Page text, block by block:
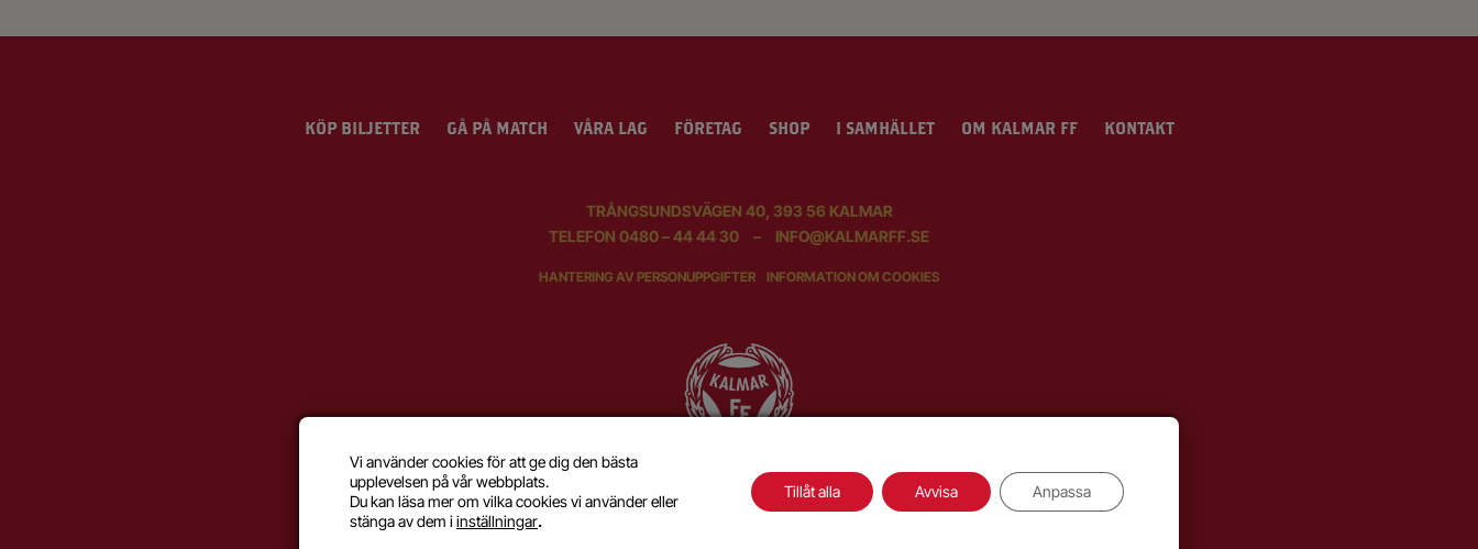
KÖP BILJETTER GÅ PÅ MATCH VÅRA LAG FÖRETAG SHOP I SAMHÄLLET OM KALMAR FF KONTAKT
TRÅNGSUNDSVÄGEN 40, 393 56 KALMAR
TELEFON 0480 – 44 44 30 – INFO@KALMARFF.SE
HANTERING AV PERSONUPPGIFTER INFORMATION OM COOKIES
WILSON CREATIVE
Vi använder cookies för att ge dig den bästa
upplevelsen på vår webbplats.
Du kan läsa mer om vilka cookies vi använder eller
stänga av dem i inställningar.
Tillåt alla Avvisa Anpassa